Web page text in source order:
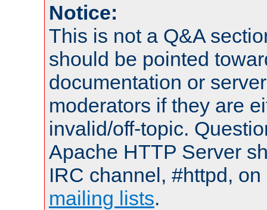
Notice:
This is not a Q&A
should be pointed
documentation or
moderators if they are
invalid/off-topic.
Apache HTTP Server
IRC channel, #httpd,
mailing lists.